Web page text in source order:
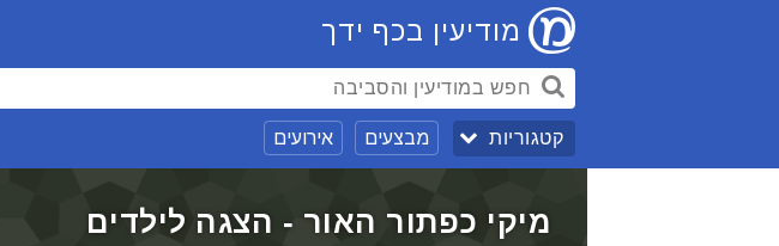
מודיעין בכף ידך
קטגוריות מבצעים אירועים
מיקי כפתור האור - הצגה לילדים